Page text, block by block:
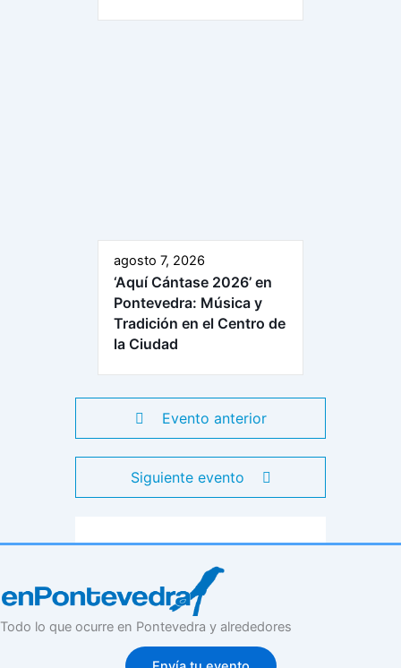
agosto 7, 2026
‘Aquí Cántase 2026’ en
Pontevedra: Música y
Tradición en el Centro de
la Ciudad
Evento anterior
Siguiente evento
Todo lo que ocurre en Pontevedra y alrededores